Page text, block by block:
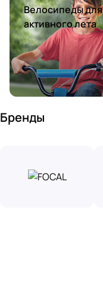
Велосипеды для
активного лета
Бренды